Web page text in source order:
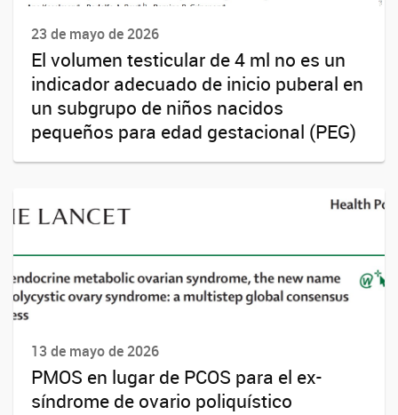
23 de mayo de 2026
El volumen testicular de 4 ml no es un
indicador adecuado de inicio puberal en
un subgrupo de niños nacidos
pequeños para edad gestacional (PEG)
13 de mayo de 2026
PMOS en lugar de PCOS para el ex-
síndrome de ovario poliquístico